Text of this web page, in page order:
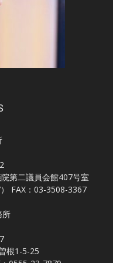
第二議員会館407号室
FAX：03-3508-3367
所
根1-5-25